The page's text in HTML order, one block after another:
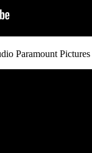
Paramount